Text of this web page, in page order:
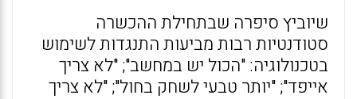
שיוביץ סיפרה שבתחילת ההכשרה
סטודנטיות רבות מביעות התנגדות לשימוש
בטכנולוגיה: "הכול יש במחשב"; "לא צריך
אייפד"; "יותר טבעי לשחק בחול"; "לא צריך